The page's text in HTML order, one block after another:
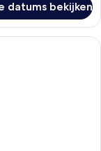
datums bekijken
met twee bedden,